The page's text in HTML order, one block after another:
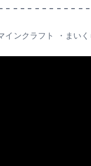
– – – – – – – – – – –
インクラフト ・ま